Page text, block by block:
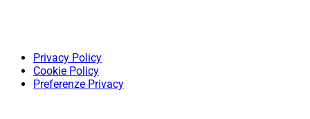
Privacy Policy
Cookie Policy
Preferenze Privacy